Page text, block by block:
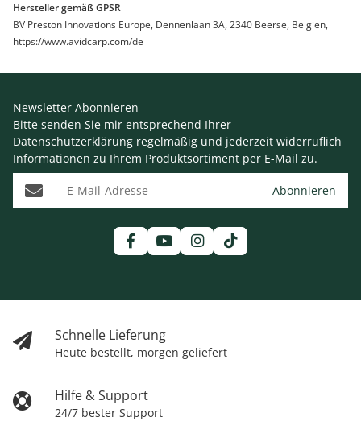
Hersteller gemäß GPSR
BV Preston Innovations Europe, Dennenlaan 3A, 2340 Beerse, Belgien,
https://www.avidcarp.com/de
Schnelle Lieferung
Heute bestellt, morgen geliefert
Hilfe & Support
24/7 bester Support
Newsletter Abonnieren
Bitte senden Sie mir entsprechend Ihrer
Datenschutzerklärung regelmäßig und jederzeit widerruflich
Informationen zu Ihrem Produktsortiment per E-Mail zu.
E-Mail-Adresse Abonnieren